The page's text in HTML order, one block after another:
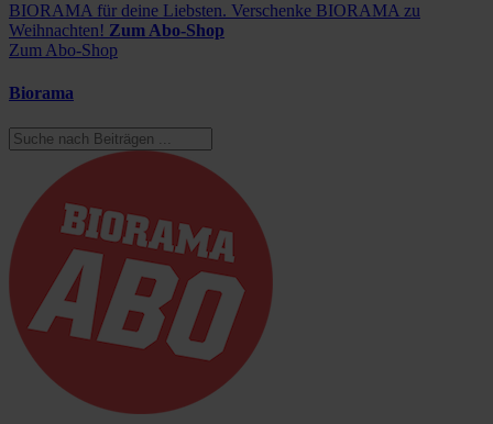
BIORAMA für deine Liebsten. Verschenke BIORAMA zu
Weihnachten! Zum Abo-Shop
Zum Abo-Shop
Biorama